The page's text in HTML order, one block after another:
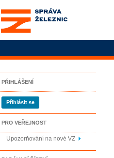
Správa železnic, státní
organizace
PŘIHLÁŠENÍ
Přihlásit se
PRO VEŘEJNOST
Upozorňování na nové VZ